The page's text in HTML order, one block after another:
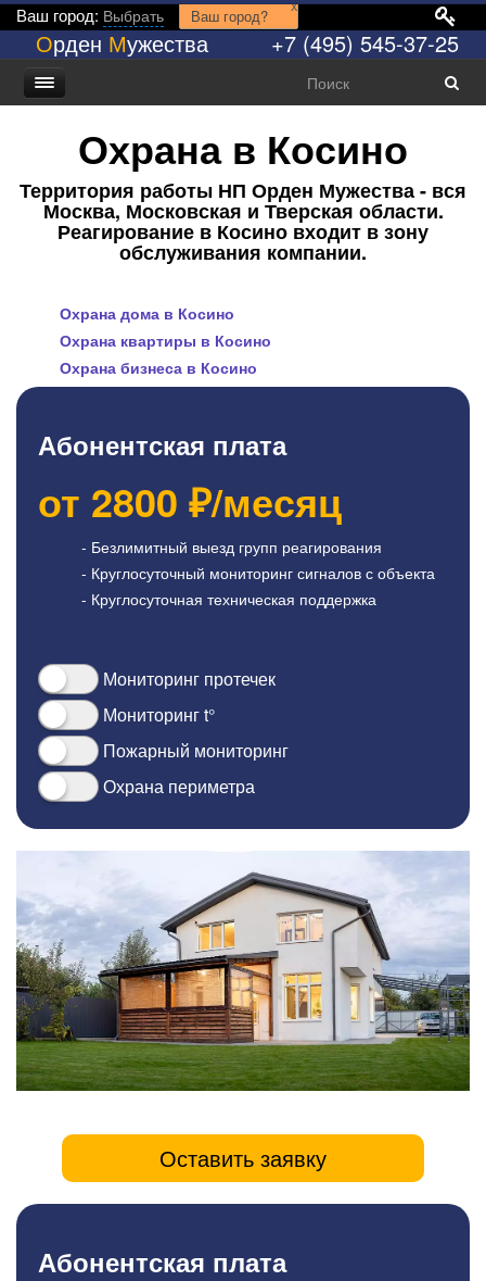
Ваш город: Выбрать Ваш город?
x
Орден Мужества +7 (495) 545-37-25
Охрана в Косино
Территория работы НП Орден Мужества - вся
Москва, Московская и Тверская области.
Реагирование в Косино входит в зону
обслуживания компании.
Охрана дома в Косино
Охрана квартиры в Косино
Охрана бизнеса в Косино
Абонентская плата
от 2800 ₽/месяц
- Безлимитный выезд групп реагирования
- Круглосуточный мониторинг сигналов с объекта
- Круглосуточная техническая поддержка
Мониторинг протечек
Мониторинг t°
Пожарный мониторинг
Охрана периметра
Оставить заявку
Абонентская плата